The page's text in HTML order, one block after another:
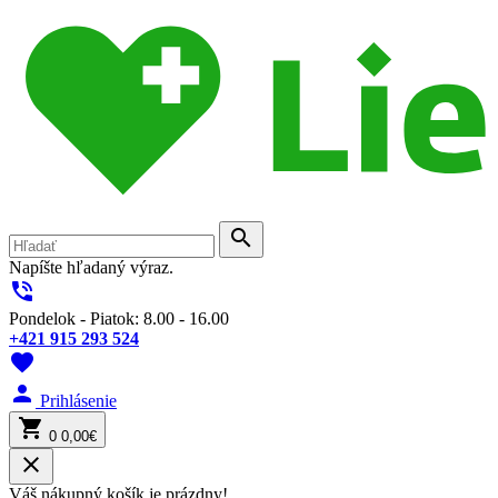
search
Napíšte hľadaný výraz.
phone_in_talk
Pondelok - Piatok: 8.00 - 16.00
+421 915 293 524
favorite
person Prihlásenie
shopping_cart 0 0,00€
close
Váš nákupný košík je prázdny!